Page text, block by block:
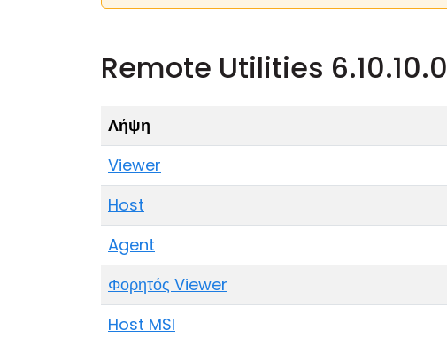
Remote Utilities 6.10.10.0
Λήψη
Viewer
Host
Agent
Φορητός Viewer
Host MSI